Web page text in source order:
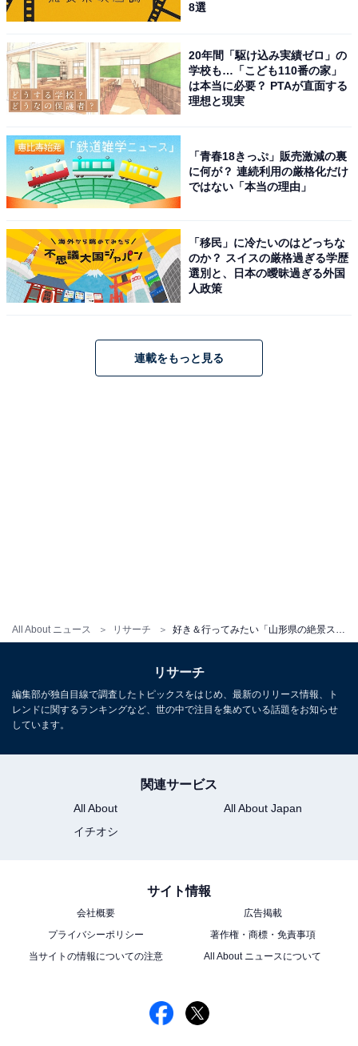
All About ニュース リサーチ
8選
20年間「駆け込み実績ゼロ」の
学校も…「こども110番の家」
は本当に必要？ PTAが直面する
理想と現実
「青春18きっぷ」販売激減の裏
に何が？ 連続利用の厳格化だけ
ではない「本当の理由」
「移民」に冷たいのはどっちな
のか？ スイスの厳格過ぎる学歴
選別と、日本の曖昧過ぎる外国
人政策
連載をもっと見る
リサーチ
編集部が独自目線で調査したトピックスをはじめ、最新のリリース情報、ト
レンドに関するランキングなど、世の中で注目を集めている話題をお知らせ
しています。
関連サービス
All About
All About Japan
イチオシ
サイト情報
会社概要
広告掲載
プライバシーポリシー
著作権・商標・免責事項
当サイトの情報についての注意
All About ニュースについて